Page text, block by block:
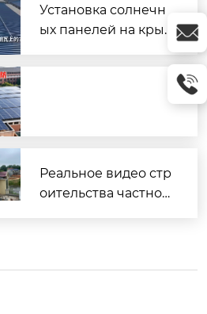
Установка солнечн
ых панелей на кры
(металлочерепицы)
Реальное видео стр
оительства частног